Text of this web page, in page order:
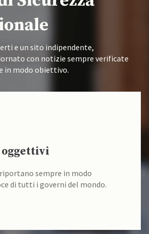
e un sito indipendente,
con notizie sempre verificate
in modo obiettivo.
sempre in modo
di tutti i governi del mondo.